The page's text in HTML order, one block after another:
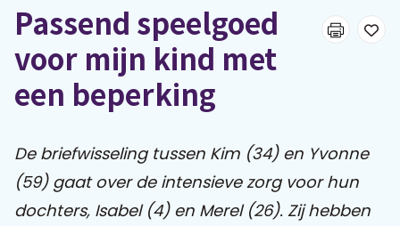
Leren & ontmoeten
Webinars
E-learnings
Themabijeenkomsten
Passend speelgoed
voor mijn kind met
een beperking
De briefwisseling tussen Kim (34) en Yvonne
(59) gaat over de intensieve zorg voor hun
dochters, Isabel (4) en Merel (26). Zij hebben